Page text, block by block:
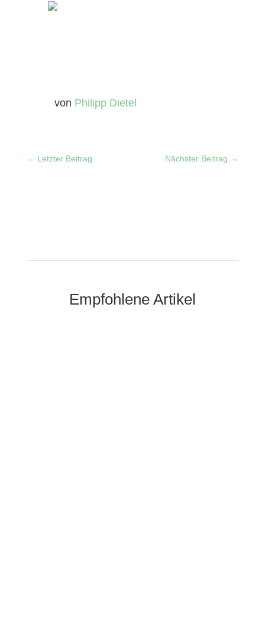
von Philipp Dietel
← Letzter Beitrag Nächster Beitrag →
Empfohlene Artikel